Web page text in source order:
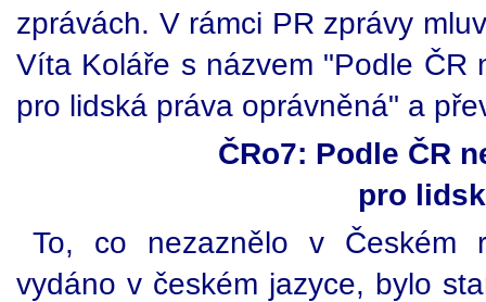
zprávách. V rámci PR zprávy
Víta Koláře s názvem "Podle ČR
pro lidská práva oprávněná" a
ČRo7: Podle ČR
pro
To, co nezaznělo v Českém
vydáno v českém jazyce, bylo